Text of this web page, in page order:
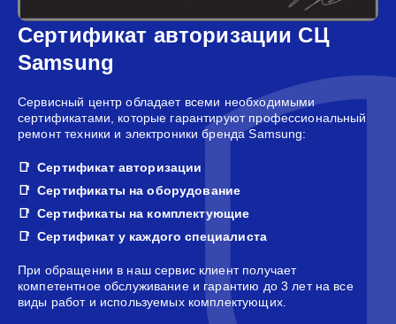
Сертификат авторизации СЦ
Samsung
Сервисный центр обладает всеми необходимыми
сертификатами, которые гарантируют профессиональный
ремонт техники и электроники бренда Samsung:
Сертификат авторизации
Сертификаты на оборудование
Сертификаты на комплектующие
Сертификат у каждого специалиста
При обращении в наш сервис клиент получает
компетентное обслуживание и гарантию до 3 лет на все
виды работ и используемых комплектующих.